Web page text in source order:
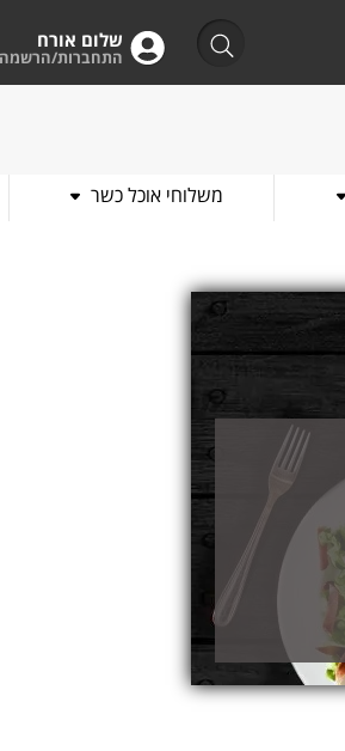
שלום אורח
התחברות/הרשמה
משלוחי אוכל כשר